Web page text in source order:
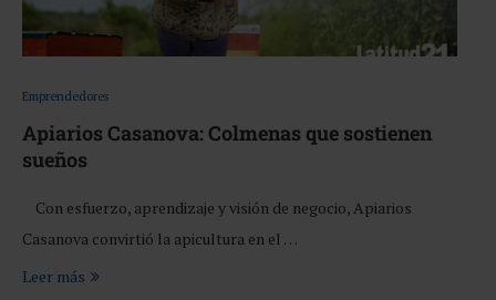
Emprendedores
Apiarios Casanova: Colmenas que sostienen
sueños
Con esfuerzo, aprendizaje y visión de negocio, Apiarios
Casanova convirtió la apicultura en el …
Leer más